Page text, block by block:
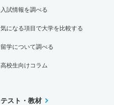
入試情報を調べる
気になる項目で大学を比較する
留学について調べる
高校生向けコラム
テスト・教材